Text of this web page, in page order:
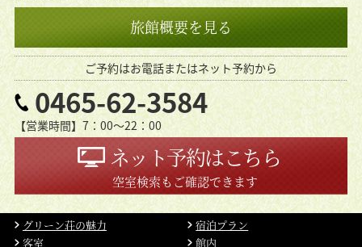
旅館概要を見る
ご予約はお電話またはネット予約から
0465-62-3584
【営業時間】7：00〜22：00
ネット予約はこちら
空室検索もご確認できます
グリーン荘の魅力
宿泊プラン
客室
館内